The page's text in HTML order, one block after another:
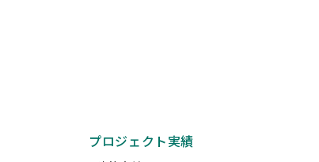
プロジェクト実績